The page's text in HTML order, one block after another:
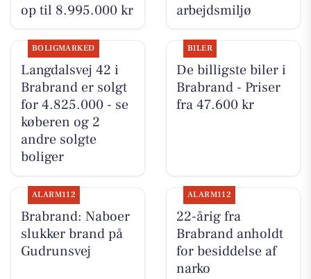
op til 8.995.000 kr
arbejdsmiljø
BOLIGMARKED
Langdalsvej 42 i
Brabrand er solgt
for 4.825.000 - se
køberen og 2
andre solgte
boliger
BILER
De billigste biler i
Brabrand - Priser
fra 47.600 kr
ALARM112
Brabrand: Naboer
slukker brand på
Gudrunsvej
ALARM112
22-årig fra
Brabrand anholdt
for besiddelse af
narko